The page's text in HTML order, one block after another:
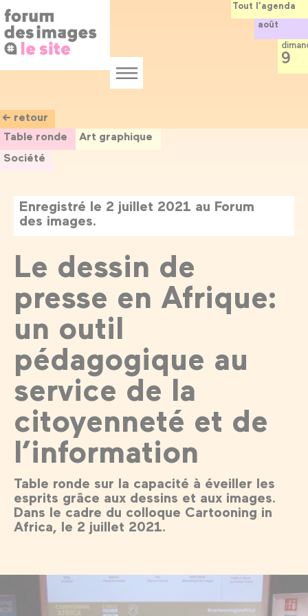
au
contenu
principal
Menu
← retour
Table ronde
Art graphique
Société
Enregistré le 2 juillet 2021 au Forum
des images.
Le dessin de
presse en Afrique:
un outil
pédagogique au
service de la
citoyenneté et de
l’information
Table ronde sur la capacité à éveiller les
esprits grâce aux dessins et aux images.
Dans le cadre du colloque Cartooning in
Africa, le 2 juillet 2021.
Tout l’agenda
août
9